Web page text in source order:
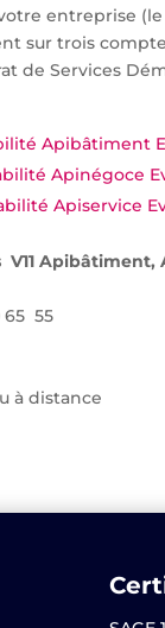
entreprise
sur trois
de Services
Apibâtiment
Apinégoce
Apiservice
65 55
à distance